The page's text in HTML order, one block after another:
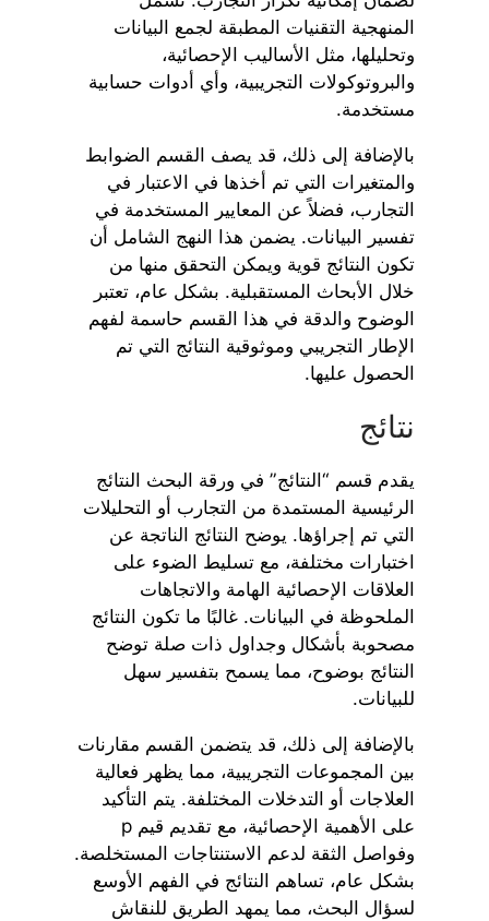
المنهجية التقنيات المطبقة لجمع البيانات
وتحليلها، مثل الأساليب الإحصائية،
والبروتوكولات التجريبية، وأي أدوات حسابية
مستخدمة.
بالإضافة إلى ذلك، قد يصف القسم الضوابط
والمتغيرات التي تم أخذها في الاعتبار في
التجارب، فضلاً عن المعايير المستخدمة في
تفسير البيانات. يضمن هذا النهج الشامل أن
تكون النتائج قوية ويمكن التحقق منها من
خلال الأبحاث المستقبلية. بشكل عام، تعتبر
الوضوح والدقة في هذا القسم حاسمة لفهم
الإطار التجريبي وموثوقية النتائج التي تم
الحصول عليها.
نتائج
يقدم قسم “النتائج” في ورقة البحث النتائج
الرئيسية المستمدة من التجارب أو التحليلات
التي تم إجراؤها. يوضح النتائج الناتجة عن
اختبارات مختلفة، مع تسليط الضوء على
العلاقات الإحصائية الهامة والاتجاهات
الملحوظة في البيانات. غالبًا ما تكون النتائج
مصحوبة بأشكال وجداول ذات صلة توضح
النتائج بوضوح، مما يسمح بتفسير سهل
للبيانات.
بالإضافة إلى ذلك، قد يتضمن القسم مقارنات
بين المجموعات التجريبية، مما يظهر فعالية
العلاجات أو التدخلات المختلفة. يتم التأكيد
على الأهمية الإحصائية، مع تقديم قيم p
وفواصل الثقة لدعم الاستنتاجات المستخلصة.
بشكل عام، تساهم النتائج في الفهم الأوسع
لسؤال البحث، مما يمهد الطريق للنقاش